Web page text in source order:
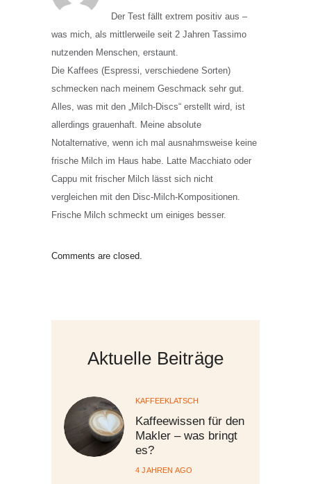
Der Test fällt extrem positiv aus –
was mich, als mittlerweile seit 2 Jahren Tassimo
nutzenden Menschen, erstaunt.
Die Kaffees (Espressi, verschiedene Sorten)
schmecken nach meinem Geschmack sehr gut.
Alles, was mit den „Milch-Discs“ erstellt wird, ist
allerdings grauenhaft. Meine absolute
Notalternative, wenn ich mal ausnahmsweise keine
frische Milch im Haus habe. Latte Macchiato oder
Cappu mit frischer Milch lässt sich nicht
vergleichen mit den Disc-Milch-Kompositionen.
Frische Milch schmeckt um einiges besser.
Comments are closed.
Aktuelle Beiträge
KAFFEEKLATSCH
Kaffeewissen für den
Makler – was bringt
es?
4 JAHREN AGO